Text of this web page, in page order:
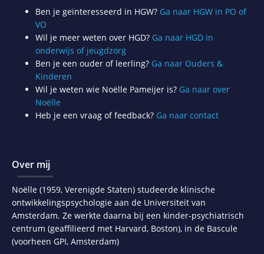
Ben je geïnteresseerd in HGW? Ga naar HGW in PO of
VO
Wil je meer weten over HGD? Ga naar HGD in
onderwijs of jeugdzorg
Ben je een ouder of leerling? Ga naar Ouders &
Kinderen
Wil je weten wie Noëlle Pameijer is? Ga naar over
Noëlle
Heb je een vraag of feedback? Ga naar contact
Over mij
Noëlle (1959, Verenigde Staten) studeerde klinische
ontwikkelingspsychologie aan de Universiteit van
Amsterdam. Ze werkte daarna bij een kinder-psychiatrisch
centrum (geaffilieerd met Harvard, Boston), in de Bascule
(voorheen GPI, Amsterdam)